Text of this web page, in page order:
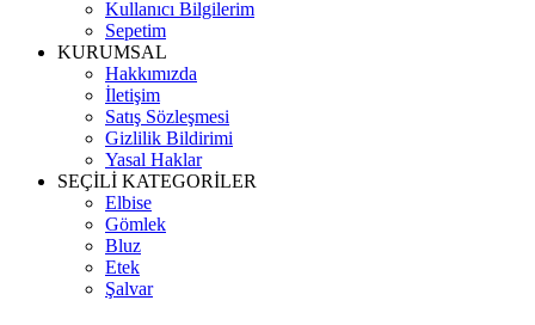
Kullanıcı Bilgilerim
Sepetim
KURUMSAL
Hakkımızda
İletişim
Satış Sözleşmesi
Gizlilik Bildirimi
Yasal Haklar
SEÇİLİ KATEGORİLER
Elbise
Gömlek
Bluz
Etek
Şalvar